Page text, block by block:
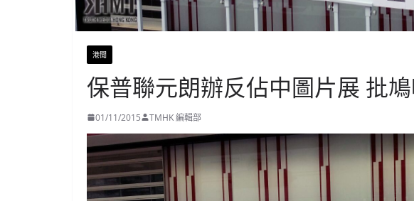
港聞
保普聯元朗辦反佔中圖片展 批
01/11/2015 TMHK 編輯部